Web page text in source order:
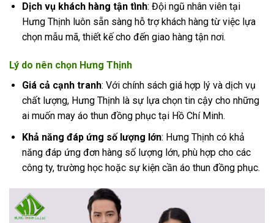
Dịch vụ khách hàng tận tình: Đội ngũ nhân viên tại
Hưng Thịnh luôn sẵn sàng hỗ trợ khách hàng từ việc lựa
chọn mẫu mã, thiết kế cho đến giao hàng tận nơi.
Lý do nên chọn Hưng Thịnh
Giá cả cạnh tranh: Với chính sách giá hợp lý và dịch vụ
chất lượng, Hưng Thịnh là sự lựa chọn tin cậy cho những
ai muốn may áo thun đồng phục tại Hồ Chí Minh.
Khả năng đáp ứng số lượng lớn: Hưng Thịnh có khả
năng đáp ứng đơn hàng số lượng lớn, phù hợp cho các
công ty, trường học hoặc sự kiện cần áo thun đồng phục.